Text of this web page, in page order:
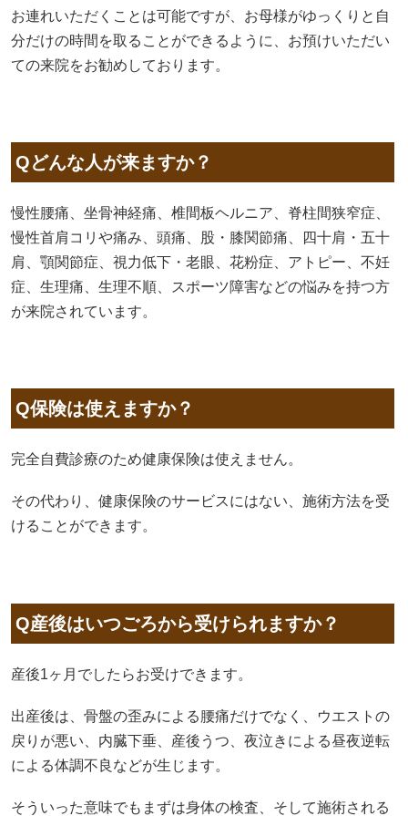
お連れいただくことは可能ですが、お母様がゆっくりと自
分だけの時間を取ることができるように、お預けいただい
ての来院をお勧めしております。
Qどんな人が来ますか？
慢性腰痛、坐骨神経痛、椎間板ヘルニア、脊柱間狭窄症、
慢性首肩コリや痛み、頭痛、股・膝関節痛、四十肩・五十
肩、顎関節症、視力低下・老眼、花粉症、アトピー、不妊
症、生理痛、生理不順、スポーツ障害などの悩みを持つ方
が来院されています。
Q保険は使えますか？
完全自費診療のため健康保険は使えません。
その代わり、健康保険のサービスにはない、施術方法を受
けることができます。
Q産後はいつごろから受けられますか？
産後1ヶ月でしたらお受けできます。
出産後は、骨盤の歪みによる腰痛だけでなく、ウエストの
戻りが悪い、内臓下垂、産後うつ、夜泣きによる昼夜逆転
による体調不良などが生じます。
そういった意味でもまずは身体の検査、そして施術される